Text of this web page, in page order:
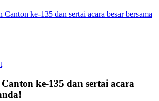
Canton ke-135 dan sertai acara besar bersama
ke-135 dan sertai acara